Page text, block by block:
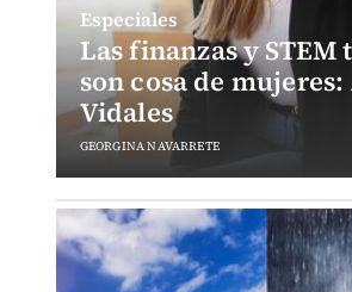
Las finanzas y STEM
son cosa de
Vidales
Especiales
GEORGINA NAVARRETE